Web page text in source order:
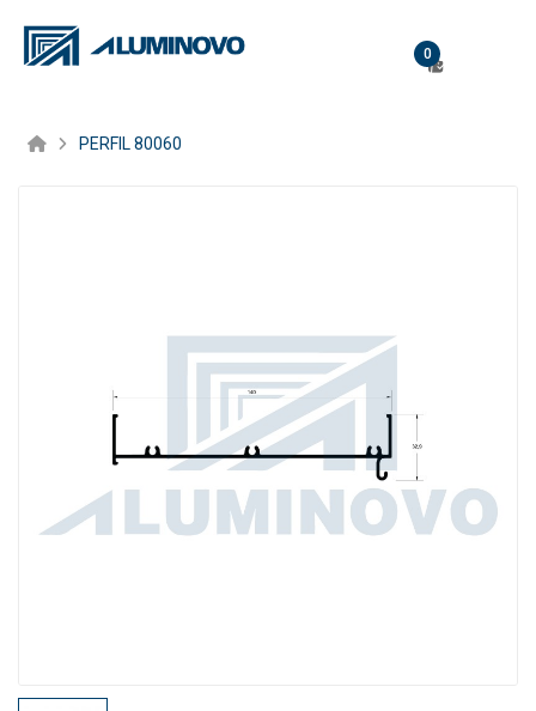
0
PERFIL 80060